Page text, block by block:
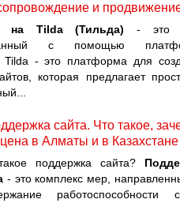
и
на Tilda (Тильда) - это
с помощью
Tilda - это платформа для
которая предлагает
сайта. Что такое,
цена в Алматы и в Казахстане
поддержка сайта?
- это комплекс мер,
работоспособности